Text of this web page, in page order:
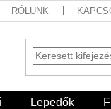
RÓLUNK
Lepedők